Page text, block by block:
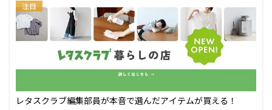
注目
レタスクラブ編集部員が本音で選んだアイテムが買える！